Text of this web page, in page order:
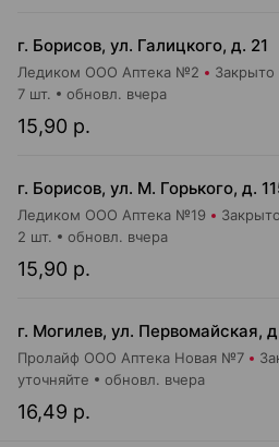
г. Борисов, ул. Галицкого, д. 21
Ледиком ООО Аптека №2 Закрыто
15,90 р.
7 шт. обновл. вчера
г. Борисов, ул. М. Горького, д.
Ледиком ООО Аптека №19 Закрыто
15,90 р.
2 шт. обновл. вчера
г. Могилев, ул. Первомайская,
Пролайф ООО Аптека Новая №7
16,49 р.
уточняйте обновл. вчера